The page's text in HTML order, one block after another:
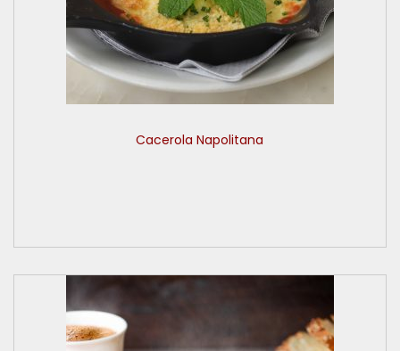
Cacerola Napolitana